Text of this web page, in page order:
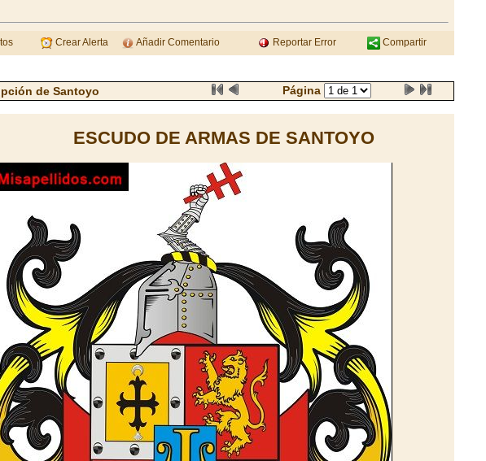
Crear Alerta Añadir Comentario Reportar Error Compartir
de Santoyo Página
ESCUDO DE ARMAS DE SANTOYO